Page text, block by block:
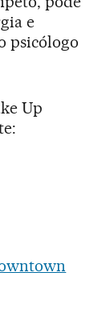
e
psicólogo
Up